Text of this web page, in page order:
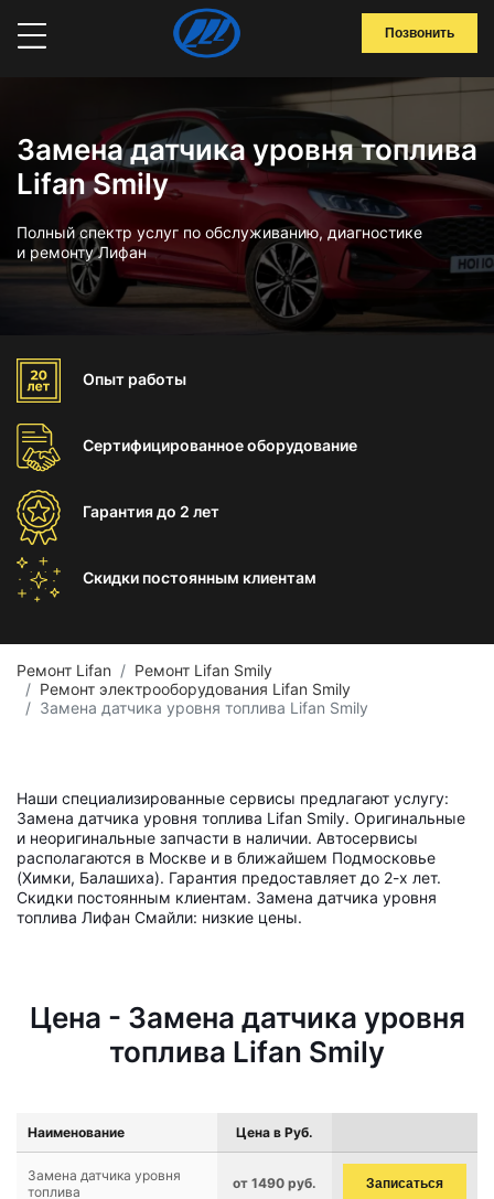
Позвонить
Замена датчика уровня топлива
Lifan Smily
Полный спектр услуг по обслуживанию, диагностике
и ремонту Лифан
Опыт работы
Сертифицированноеоборудование
Гарантиядо 2 лет
Скидки постоянным клиентам
Ремонт Lifan
Ремонт Lifan Smily
Ремонт электрооборудования Lifan Smily
Замена датчика уровня топлива Lifan Smily
Наши специализированные сервисы предлагают услугу:
Замена датчика уровня топлива Lifan Smily. Оригинальные
и неоригинальные запчасти в наличии. Автосервисы
располагаются в Москве и в ближайшем Подмосковье
(Химки, Балашиха). Гарантия предоставляет до 2-х лет.
Скидки постоянным клиентам. Замена датчика уровня
топлива Лифан Смайли: низкие цены.
Цена - Замена датчика уровня
топлива Lifan Smily
Наименование Цена в Руб.
Замена датчика уровня
топлива
от 1490 руб. Записаться